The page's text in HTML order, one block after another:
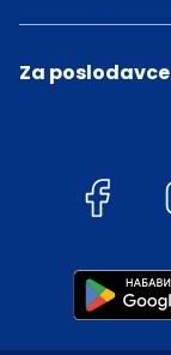
Za poslodavce